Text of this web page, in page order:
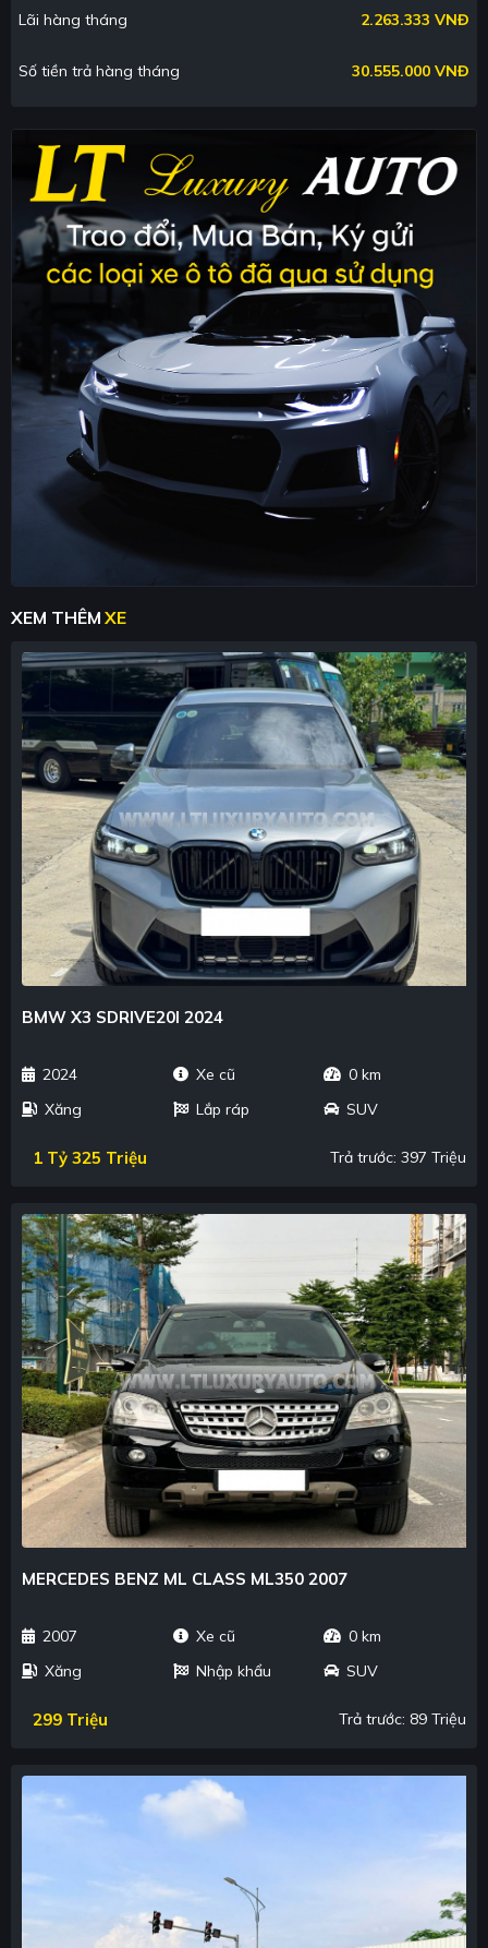
Lãi hàng tháng 2.263.333 VNĐ
Số tiền trả hàng tháng 30.555.000 VNĐ
XEM THÊM XE
BMW X3 SDRIVE20I 2024
2024 Xe cũ
0 km
Xăng
Lắp ráp SUV
1 Tỷ 325 Triệu Trả trước: 397 Triệu
MERCEDES BENZ ML CLASS ML350 2007
2007 Xe cũ
0 km
Xăng
Nhập khẩu SUV
299 Triệu Trả trước: 89 Triệu